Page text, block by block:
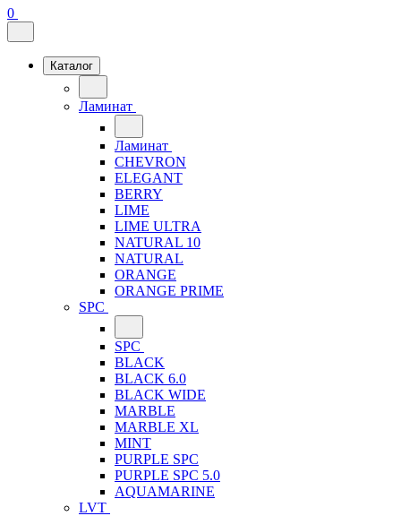
0
Каталог
Ламинат
Ламинат
CHEVRON
ELEGANT
BERRY
LIME
LIME ULTRA
NATURAL 10
NATURAL
ORANGE
ORANGE PRIME
SPC
SPC
BLACK
BLACK 6.0
BLACK WIDE
MARBLE
MARBLE XL
MINT
PURPLE SPC
PURPLE SPC 5.0
AQUAMARINE
LVT